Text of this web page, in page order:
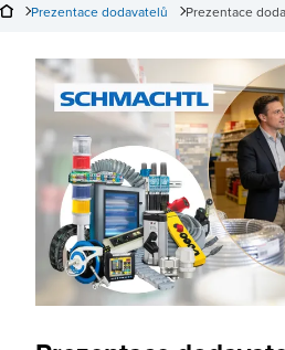
Prezentace
Prezentace dodavatelů